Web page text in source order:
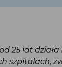
25 lat działa
szpitalach,